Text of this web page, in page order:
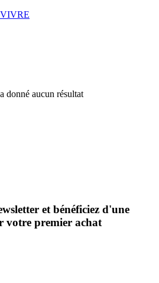
donné aucun résultat
et bénéficiez d'une
votre premier achat